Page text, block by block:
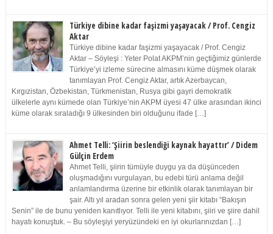
Türkiye dibine kadar faşizmi yaşayacak / Prof. Cengiz
Aktar
Türkiye dibine kadar faşizmi yaşayacak / Prof. Cengiz
Aktar – Söyleşi : Yeter Polat AKPM’nin geçtiğimiz günlerde
Türkiye’yi izleme sürecine almasını küme düşmek olarak
tanımlayan Prof. Cengiz Aktar, artık Azerbaycan,
Kırgızistan, Özbekistan, Türkmenistan, Rusya gibi gayri demokratik
ülkelerle aynı kümede olan Türkiye’nin AKPM üyesi 47 ülke arasından ikinci
küme olarak sıraladığı 9 ülkesinden biri olduğunu ifade […]
Ahmet Telli: ‘Şiirin beslendiği kaynak hayattır’ / Didem
Gülçin Erdem
Ahmet Telli, şiirin tümüyle duygu ya da düşünceden
oluşmadığını vurgulayan, bu edebi türü anlama değil
anlamlandırma üzerine bir etkinlik olarak tanımlayan bir
şair. Altı yıl aradan sonra gelen yeni şiir kitabı “Bakışın
Senin” ile de bunu yeniden kanıtlıyor. Telli ile yeni kitabını, şiiri ve şiire dahil
hayatı konuştuk. – Bu söyleşiyi yeryüzündeki en iyi okurlarınızdan […]